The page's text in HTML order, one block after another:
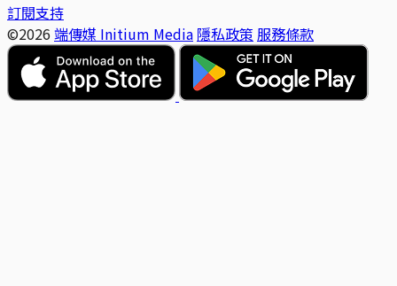
訂閱支持
©2026 端傳媒 Initium Media 隱私政策 服務條款